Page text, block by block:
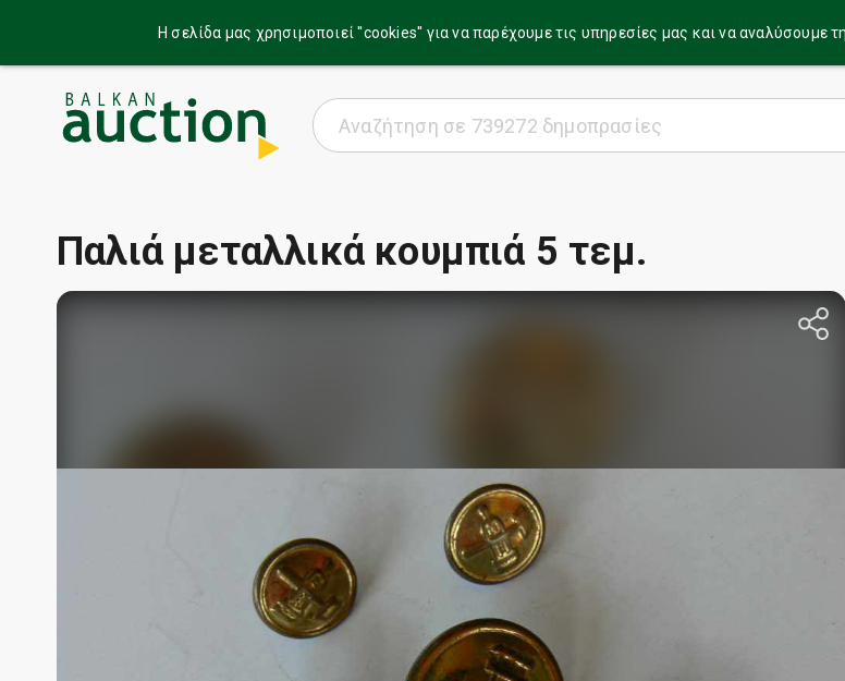
Η σελίδα μας χρησιμοποιεί ''cookies'' για να παρέχουμε τις υπηρεσίες μας και να αναλύσουμε
Παλιά μεταλλικά κουμπιά 5 τεμ.